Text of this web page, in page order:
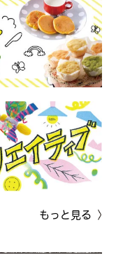
もっと見る